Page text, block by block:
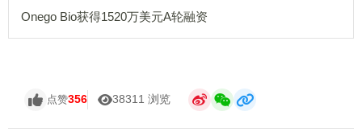
Onego Bio获得1520万美元A轮融资
点赞356 38311 浏览